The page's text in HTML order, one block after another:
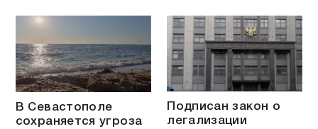
В Севастополе
сохраняется угроза
Подписан закон о
легализации